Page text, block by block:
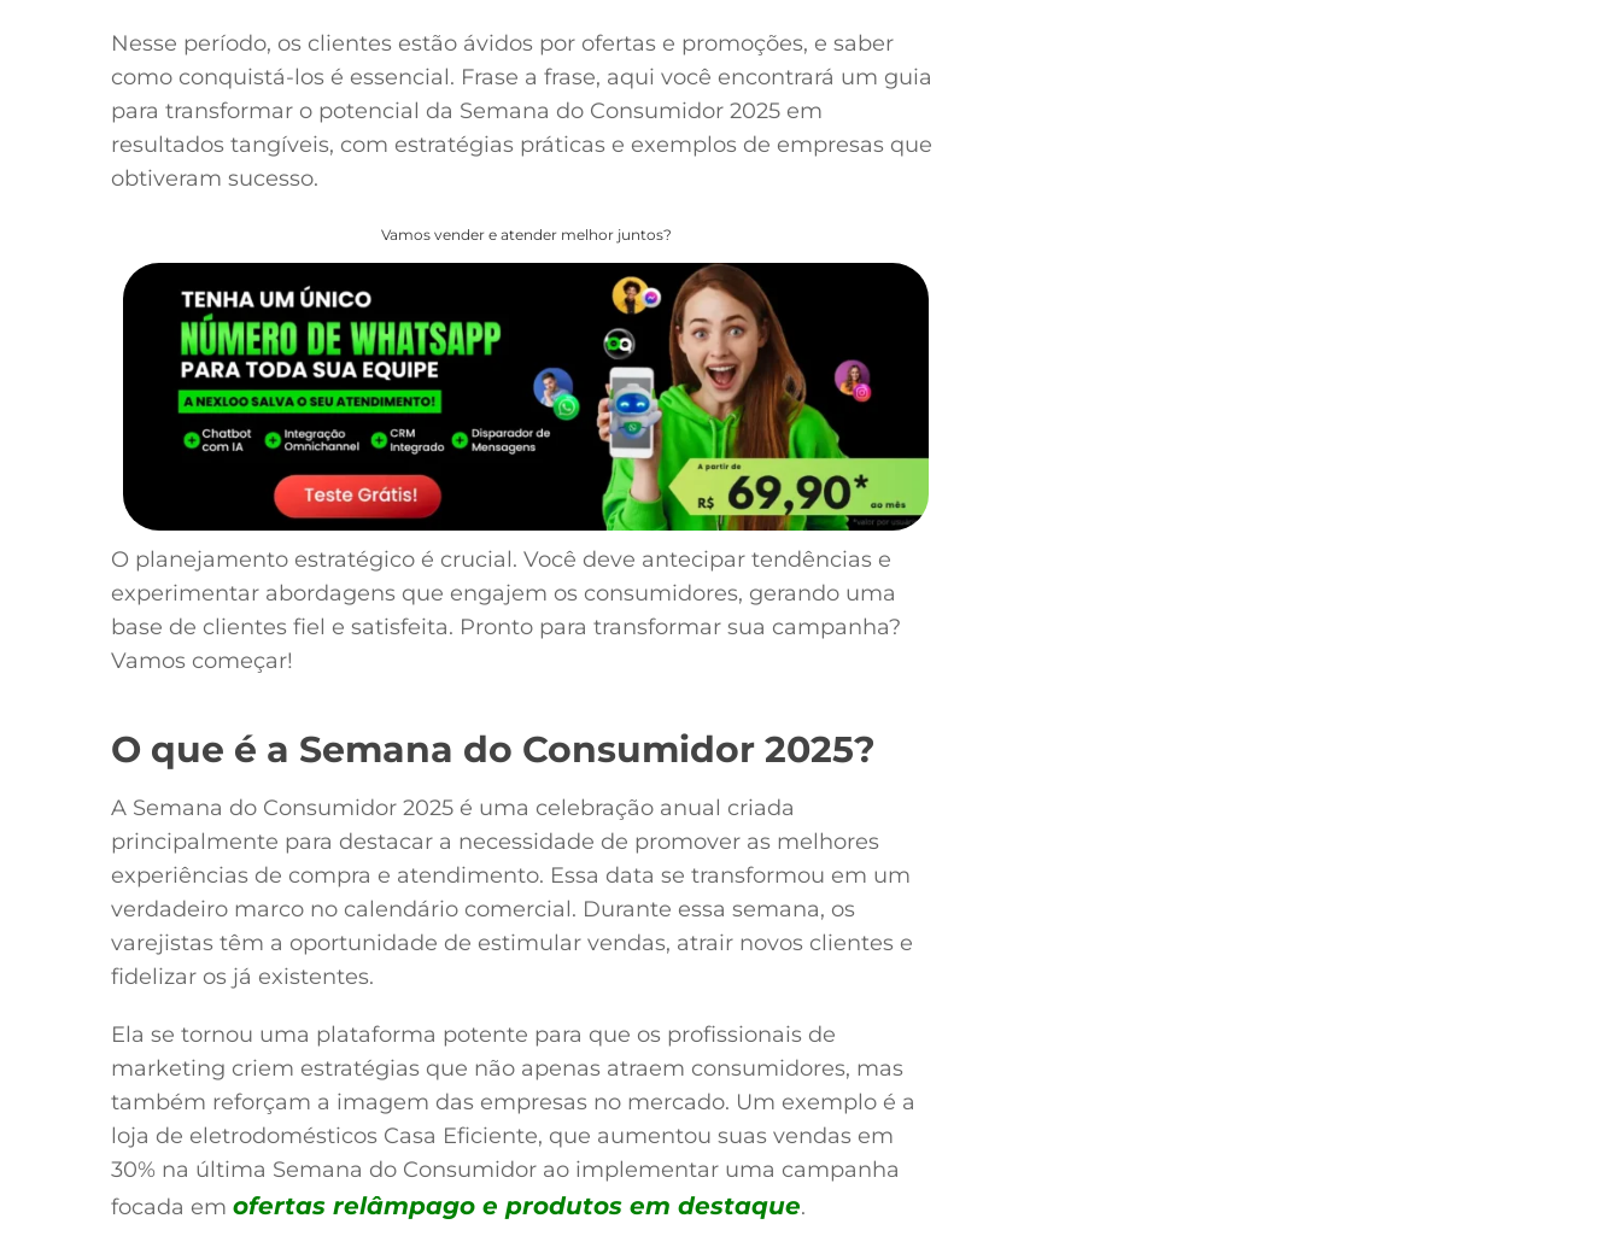
Nesse período, os clientes estão ávidos por ofertas e promoções, e saber
como conquistá-los é essencial. Frase a frase, aqui você encontrará um guia
para transformar o potencial da Semana do Consumidor 2025 em
resultados tangíveis, com estratégias práticas e exemplos de empresas que
obtiveram sucesso.
Vamos vender e atender melhor juntos?
O planejamento estratégico é crucial. Você deve antecipar tendências e
experimentar abordagens que engajem os consumidores, gerando uma
base de clientes fiel e satisfeita. Pronto para transformar sua campanha?
Vamos começar!
O que é a Semana do Consumidor 2025?
A Semana do Consumidor 2025 é uma celebração anual criada
principalmente para destacar a necessidade de promover as melhores
experiências de compra e atendimento. Essa data se transformou em um
verdadeiro marco no calendário comercial. Durante essa semana, os
varejistas têm a oportunidade de estimular vendas, atrair novos clientes e
fidelizar os já existentes.
Ela se tornou uma plataforma potente para que os profissionais de
marketing criem estratégias que não apenas atraem consumidores, mas
também reforçam a imagem das empresas no mercado. Um exemplo é a
loja de eletrodomésticos Casa Eficiente, que aumentou suas vendas em
30% na última Semana do Consumidor ao implementar uma campanha
focada em ofertas relâmpago e produtos em destaque.